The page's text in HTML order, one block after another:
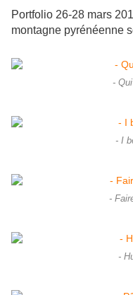
Portfolio 26-28 mars
montagne pyrénéenne
-
- I
-
-